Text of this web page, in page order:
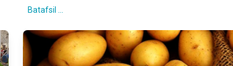
Batafsil ...